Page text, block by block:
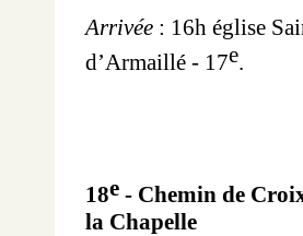
Arrivée : 16h église
d’Armaillé - 17e.
18e - Chemin de
la Chapelle